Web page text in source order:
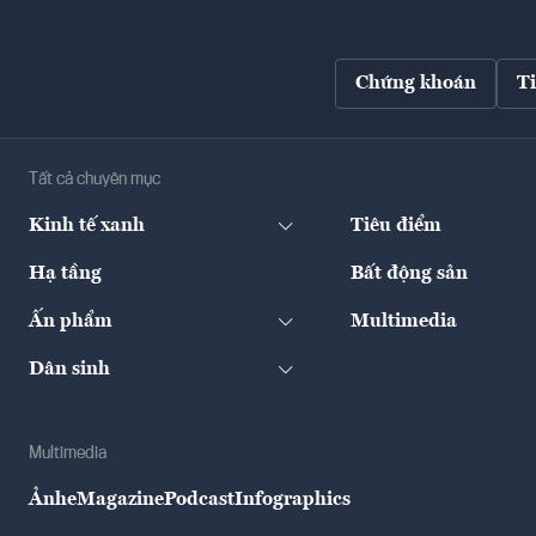
Chứng khoán
Tất cả chuyên mục
Kinh tế xanh Tiêu điểm
Hạ tầng Bất động sản
Ấn phẩm Multimedia
Dân sinh
Multimedia
ẢnheMagazinePodcastInfographics